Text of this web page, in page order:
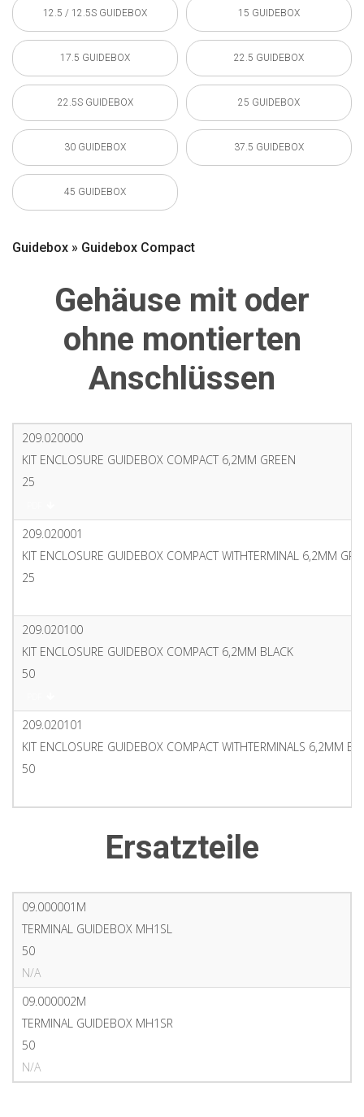
12.5 / 12.5S GUIDEBOX 15 GUIDEBOX
17.5 GUIDEBOX 22.5 GUIDEBOX
22.5S GUIDEBOX 25 GUIDEBOX
30 GUIDEBOX 37.5 GUIDEBOX
45 GUIDEBOX
Guidebox » Guidebox Compact
Gehäuse mit oder
ohne montierten
Anschlüssen
209.020000
KIT ENCLOSURE GUIDEBOX COMPACT 6,2MM GREEN
25
209.020001
KIT ENCLOSURE GUIDEBOX COMPACT WITHTERMINAL 6,2MM
25
209.020100
KIT ENCLOSURE GUIDEBOX COMPACT 6,2MM BLACK
50
209.020101
KIT ENCLOSURE GUIDEBOX COMPACT WITHTERMINALS 6,2MM
50
Ersatzteile
09.000001M
TERMINAL GUIDEBOX MH1SL
50
N/A
09.000002M
TERMINAL GUIDEBOX MH1SR
50
N/A